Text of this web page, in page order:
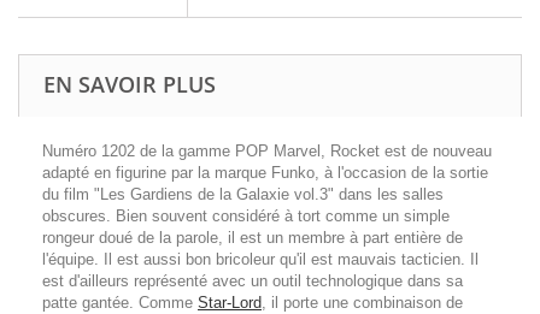
EN SAVOIR PLUS
Numéro 1202 de la gamme POP Marvel, Rocket est de nouveau
adapté en figurine par la marque Funko, à l'occasion de la sortie
du film "Les Gardiens de la Galaxie vol.3" dans les salles
obscures. Bien souvent considéré à tort comme un simple
rongeur doué de la parole, il est un membre à part entière de
l'équipe. Il est aussi bon bricoleur qu'il est mauvais tacticien. Il
est d'ailleurs représenté avec un outil technologique dans sa
patte gantée. Comme Star-Lord, il porte une combinaison de